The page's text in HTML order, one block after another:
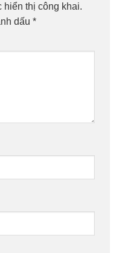
hiển thị công khai.
dấu *